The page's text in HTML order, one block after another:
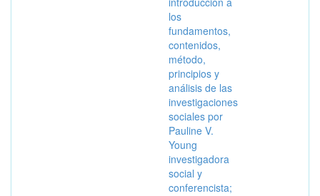
los
fundamentos,
contenidos,
método,
principios y
análisis de las
investigaciones
sociales por
Pauline V.
Young
investigadora
social y
conferencista;